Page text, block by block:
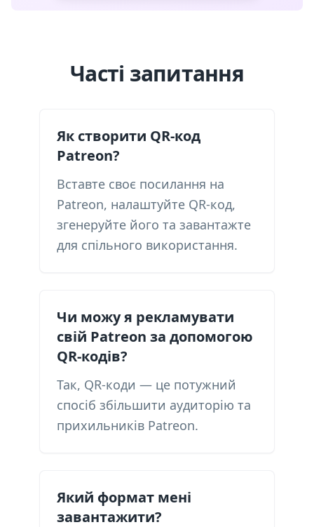
Часті запитання
Як створити QR-код
Patreon?
Вставте своє посилання на
Patreon, налаштуйте QR-код,
згенеруйте його та завантажте
для спільного використання.
Чи можу я рекламувати
свій Patreon за допомогою
QR-кодів?
Так, QR-коди — це потужний
спосіб збільшити аудиторію та
прихильників Patreon.
Який формат мені
завантажити?